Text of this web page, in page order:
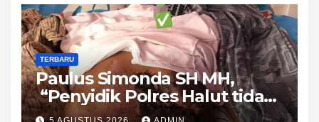
TERBARU
Paulus Simonda SH MH,
“Penyidik Polres Halut tidak
paham 2 alat bukti menurut